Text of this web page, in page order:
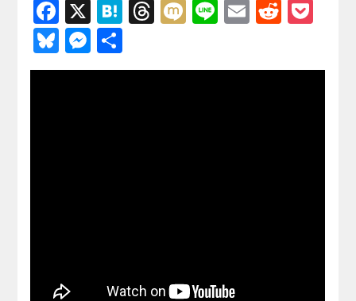
F
a
c
X
H
e
T
e
M
Li
e
E
ail
R
d
ck
Bl
u
M
e
有